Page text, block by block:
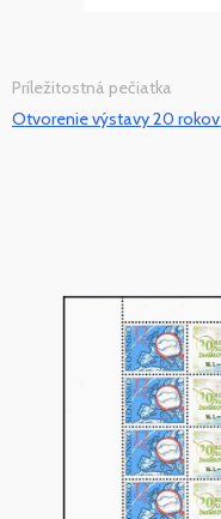
Príležitostná pečiatka
Otvorenie výstavy 20